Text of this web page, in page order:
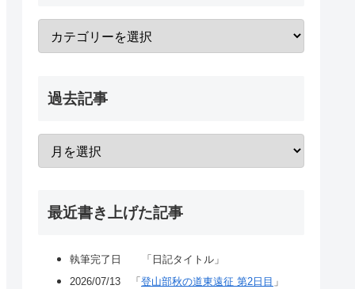
過去記事
最近書き上げた記事
執筆完了日 「日記タイトル」
2026/07/13 「 登山部秋の道東遠征 第2日目 」